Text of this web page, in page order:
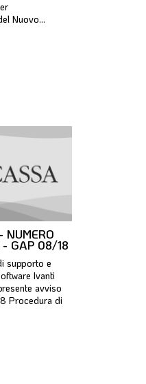
Nuovo...
NUMERO
GAP 08/18
supporto e
Ivanti
avviso
Procedura di